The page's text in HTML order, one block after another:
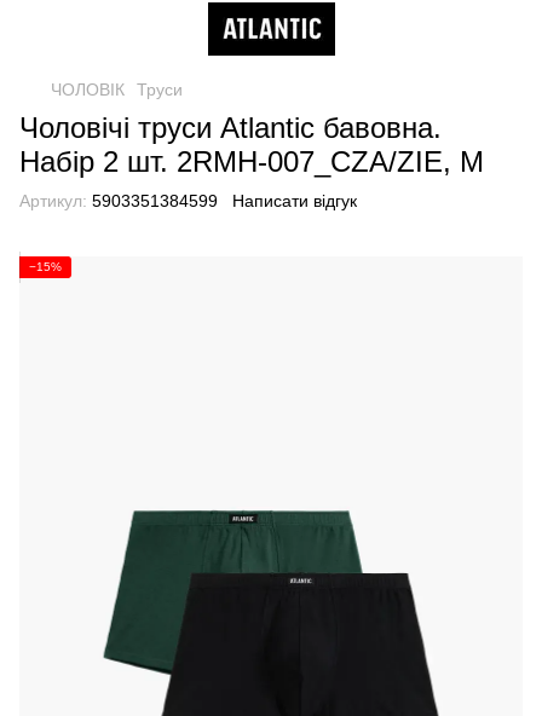
ЧОЛОВІК Труси
Чоловічі труси Atlantic бавовна.
Набір 2 шт. 2RMH-007_CZA/ZIE, M
Артикул: 5903351384599 Написати відгук
−15%